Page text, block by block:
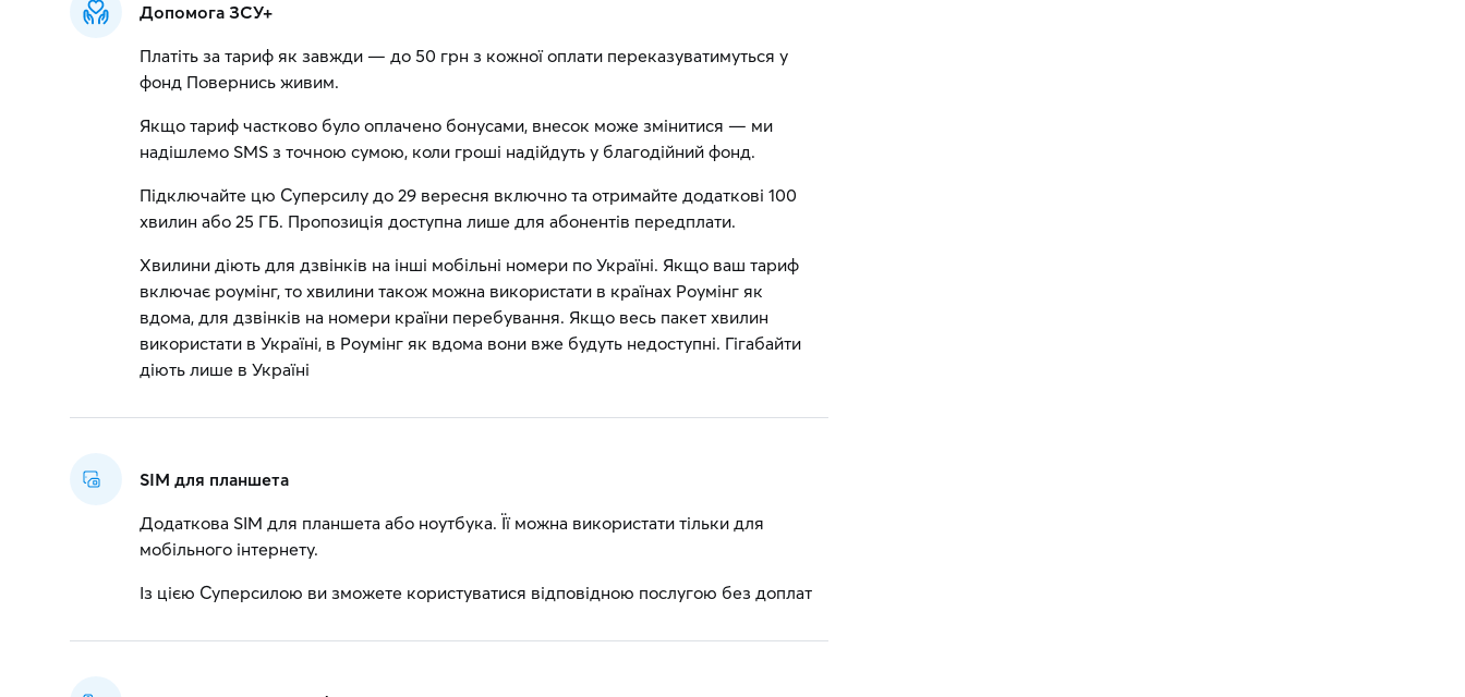
Допомога ЗСУ+
Платіть за тариф як завжди — до 50 грн з кожної оплати переказуватимуться у
фонд Повернись живим.
Якщо тариф частково було оплачено бонусами, внесок може змінитися — ми
надішлемо SMS з точною сумою, коли гроші надійдуть у благодійний фонд.
Підключайте цю Суперсилу до 29 вересня включно та отримайте додаткові 100
хвилин або 25 ГБ. Пропозиція доступна лише для абонентів передплати.
Хвилини діють для дзвінків на інші мобільні номери по Україні. Якщо ваш тариф
включає роумінг, то хвилини також можна використати в країнах Роумінг як
вдома, для дзвінків на номери країни перебування. Якщо весь пакет хвилин
використати в Україні, в Роумінг як вдома вони вже будуть недоступні. Гігабайти
діють лише в Україні
SIM для планшета
Додаткова SIM для планшета або ноутбука. Її можна використати тільки для
мобільного інтернету.
Із цією Суперсилою ви зможете користуватися відповідною послугою без доплат